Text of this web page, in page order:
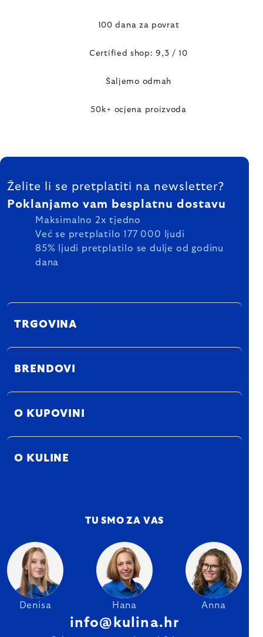
100 dana za povrat
Certified shop: 9,3 / 10
Šaljemo odmah
50k+ ocjena proizvoda
FOOTER
Želite li se pretplatiti na newsletter?
Poklanjamo vam besplatnu dostavu
Maksimalno 2x tjedno
Već se pretplatilo 177 000 ljudi
85% ljudi pretplatilo se dulje od godinu
dana
TRGOVINA
BRENDOVI
O KUPOVINI
O KULINE
TU SMO ZA VAS
Denisa Hana Anna
info@kulina.hr